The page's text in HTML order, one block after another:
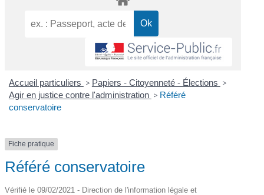
Accueil particuliers > Papiers - Citoyenneté - Élections >
Agir en justice contre l'administration > Référé
conservatoire
Fiche pratique
Référé conservatoire
Vérifié le 09/02/2021 - Direction de l'information légale et